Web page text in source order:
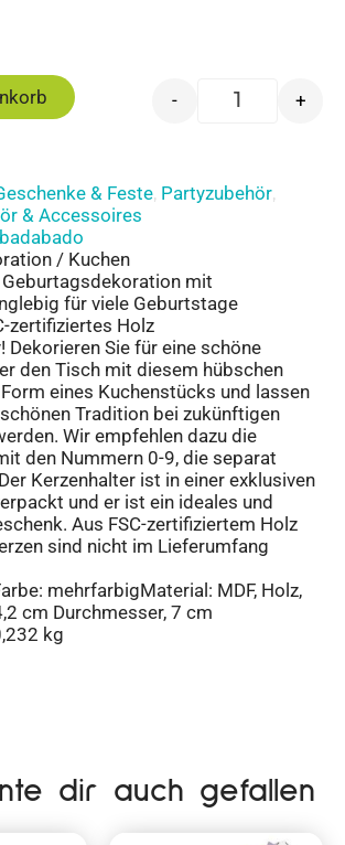
- +
& Feste, Partyzubehör,
& Accessoires
/ Kuchen
mit
für viele Geburtstage
zertifiziertes Holz
Dekorieren Sie für eine schöne
den Tisch mit diesem hübschen
eines Kuchenstücks und lassen
Tradition bei zukünftigen
Wir empfehlen dazu die
den Nummern 0-9, die separat
Kerzenhalter ist in einer exklusiven
und er ist ein ideales und
Aus FSC-zertifiziertem Holz
sind nicht im Lieferumfang
mehrfarbigMaterial: MDF, Holz,
cm Durchmesser, 7 cm
kg
dir auch gefallen